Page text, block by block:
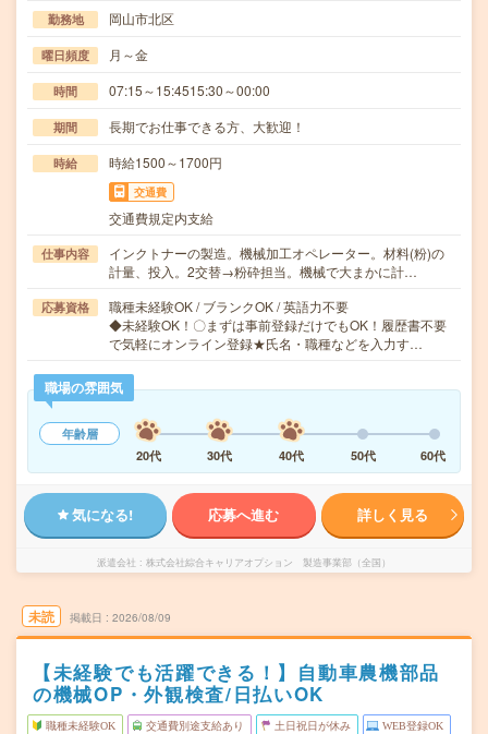
勤務地 岡山市北区
曜日頻度 月～金
時間 07:15～15:4515:30～00:00
期間 長期でお仕事できる方、大歓迎！
時給 時給1500～1700円
交通費
交通費規定内支給
仕事内容
インクトナーの製造。機械加工オペレーター。材料(粉)の
計量、投入。2交替→粉砕担当。機械で大まかに計…
応募資格
職種未経験OK / ブランクOK / 英語力不要
◆未経験OK！〇まずは事前登録だけでもOK！履歴書不要
で気軽にオンライン登録★氏名・職種などを入力す…
職場の雰囲気
年齢層
20代
30代 40代 50代 60代
気になる! 応募へ進む 詳しく見る
派遣会社 株式会社綜合キャリアオプション 製造事業部（全国）
未読 掲載日 2026/08/09
【未経験でも活躍できる！】自動車農機部品
の機械OP・外観検査/日払いOK
職種未経験OK 交通費別途支給あり 土日祝日が休み WEB登録OK